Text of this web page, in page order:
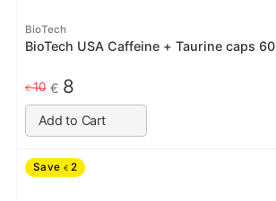
BioTech
BioTech USA Caffeine + Taurine caps 60
€10 € 8
Add to Cart
Save € 2